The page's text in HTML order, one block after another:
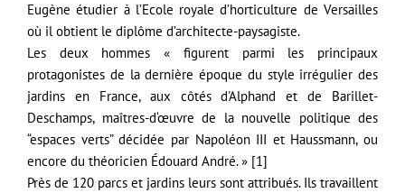
Eugène étudier à l’Ecole royale d’horticulture de Versailles
où il obtient le diplôme d’architecte-paysagiste.
Les deux hommes « figurent parmi les principaux
protagonistes de la dernière époque du style irrégulier des
jardins en France, aux côtés d'Alphand et de Barillet-
Deschamps, maîtres-d‘œuvre de la nouvelle politique des
“espaces verts” décidée par Napoléon III et Haussmann, ou
encore du théoricien Édouard André. » [1]
Près de 120 parcs et jardins leurs sont attribués. Ils travaillent